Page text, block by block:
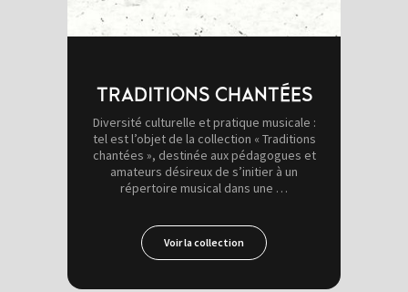
TRADITIONS CHANTÉES
Diversité culturelle et pratique musicale :
tel est l’objet de la collection « Traditions
chantées », destinée aux pédagogues et
amateurs désireux de s’initier à un
répertoire musical dans une …
Voir la collection